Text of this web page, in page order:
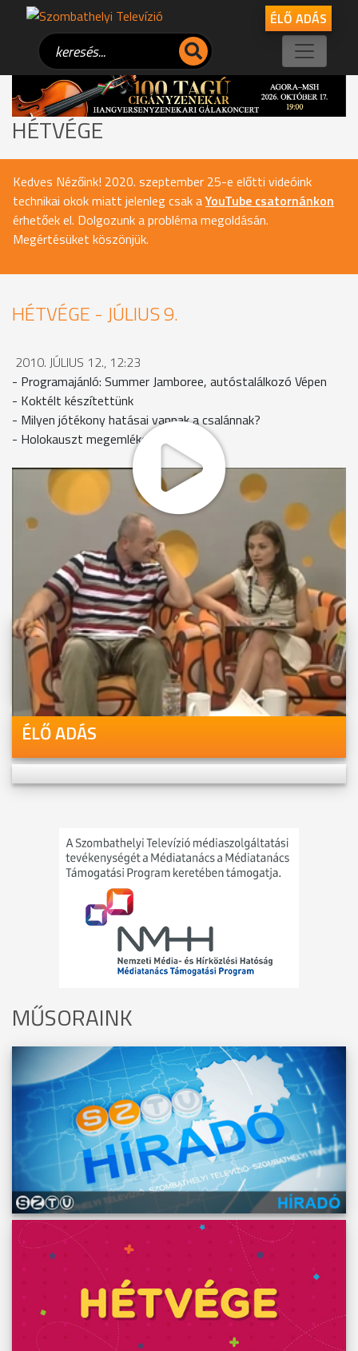
ÉLŐ ADÁS
HÉTVÉGE
Kedves Nézőink! 2020. szeptember 25-e előtti videóink
technikai okok miatt jelenleg csak aYouTube csatornánkon
érhetőek el. Dolgozunk a probléma megoldásán.
Megértésüket köszönjük.
HÉTVÉGE - JÚLIUS 9.
2010. JÚLIUS 12., 12:23
- Programajánló: Summer Jamboree, autóstalálkozó Vépen
- Koktélt készítettünk
- Milyen jótékony hatásai vannak a csalánnak?
- Holokauszt megemlékezés
MEGOSZTÁS
Videóink megtekinthetőek
Youtube-csatornánkon is!
ÉLŐ ADÁS
MŰSORAINK